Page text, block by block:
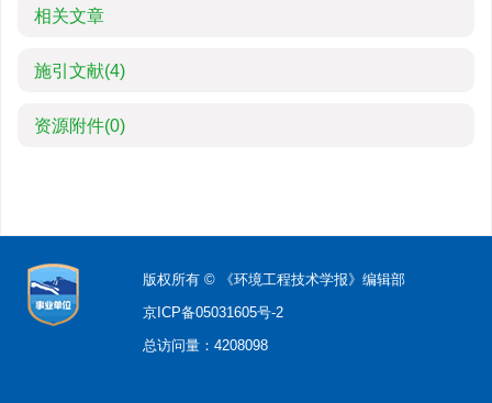
相关文章
施引文献(4)
资源附件(0)
版权所有 © 《环境工程技术学报》编辑部
京ICP备05031605号-2
总访问量： 4208098